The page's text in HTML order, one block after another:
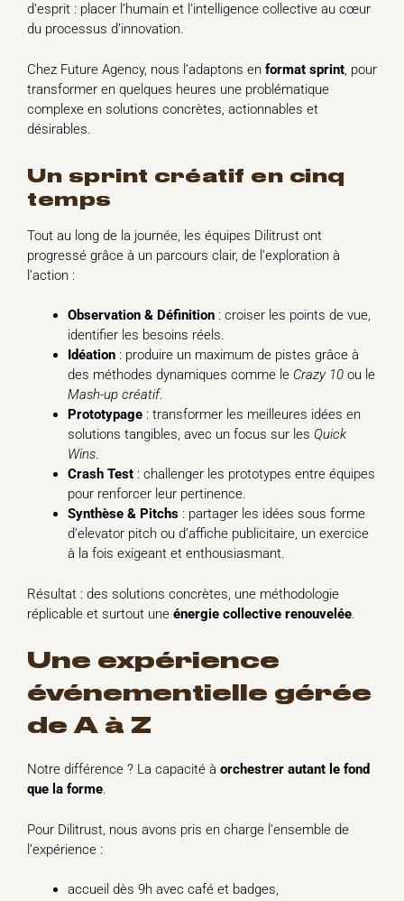
d’esprit : placer l’humain et l’intelligence collective au cœur
du processus d’innovation.
Chez Future Agency, nous l’adaptons en format sprint, pour
transformer en quelques heures une problématique
complexe en solutions concrètes, actionnables et
désirables.
un sprint créatif en cinq
temps
Tout au long de la journée, les équipes Dilitrust ont
progressé grâce à un parcours clair, de l’exploration à
l’action :
Observation & Définition : croiser les points de vue,
identifier les besoins réels.
Idéation : produire un maximum de pistes grâce à
des méthodes dynamiques comme le Crazy 10 ou le
Mash-up créatif.
Prototypage : transformer les meilleures idées en
solutions tangibles, avec un focus sur les Quick
Wins.
Crash Test : challenger les prototypes entre équipes
pour renforcer leur pertinence.
Synthèse & Pitchs : partager les idées sous forme
d’elevator pitch ou d’affiche publicitaire, un exercice
à la fois exigeant et enthousiasmant.
Résultat : des solutions concrètes, une méthodologie
réplicable et surtout une énergie collective renouvelée.
Une expérience
événementielle gérée
de A à Z
Notre différence ? La capacité à orchestrer autant le fond
que la forme.
Pour Dilitrust, nous avons pris en charge l’ensemble de
l’expérience :
accueil dès 9h avec café et badges,